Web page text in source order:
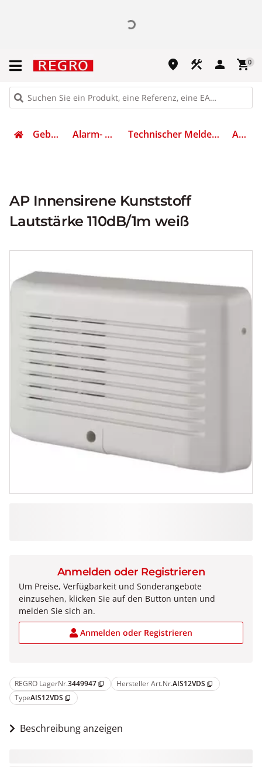
place construction person shopping_cart0
Gebäudetechnik Alarm- & Meldesysteme Technischer Melder für Gefahrenmeldesystem AIS12VDS
AP Innensirene Kunststoff
Lautstärke 110dB/1m weiß
REGRO LagerNr.3449947 content_copy Hersteller Art.Nr.AIS12VDS content_copy
TypeAIS12VDS content_copy
Beschreibung anzeigen
Anmelden oder Registrieren
Um Preise, Verfügbarkeit und Sonderangebote
einzusehen, klicken Sie auf den Button unten und
melden Sie sich an.
Anmelden oder Registrieren